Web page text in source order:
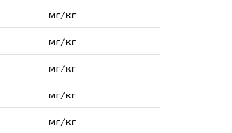
мг/кг
мг/кг
мг/кг
мг/кг
мг/кг